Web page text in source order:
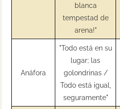
blanca
tempestad de
arena!"
Anáfora
"Todo está en su
lugar; las
golondrinas /
Todo está igual,
seguramente"